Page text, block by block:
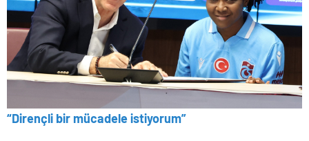
“Dirençli bir mücadele istiyorum”